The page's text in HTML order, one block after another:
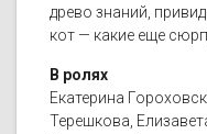
древо знаний,
кот — какие еще
В ролях
Екатерина
Терешкова,